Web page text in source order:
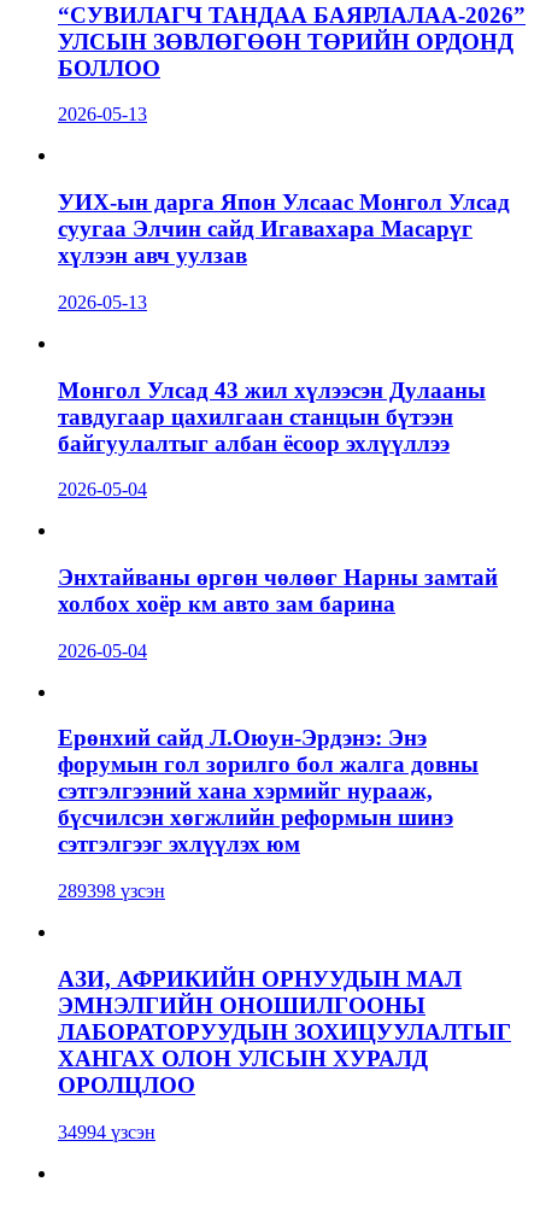
“СУВИЛАГЧ ТАНДАА БАЯРЛАЛАА-2026”
УЛСЫН ЗӨВЛӨГӨӨН ТӨРИЙН ОРДОНД
БОЛЛОО
2026-05-13
УИХ-ын дарга Япон Улсаас Монгол Улсад
суугаа Элчин сайд Игавахара Масарүг
хүлээн авч уулзав
2026-05-13
Монгол Улсад 43 жил хүлээсэн Дулааны
тавдугаар цахилгаан станцын бүтээн
байгуулалтыг албан ёсоор эхлүүллээ
2026-05-04
Энхтайваны өргөн чөлөөг Нарны замтай
холбох хоёр км авто зам барина
2026-05-04
Ерөнхий сайд Л.Оюун-Эрдэнэ: Энэ
форумын гол зорилго бол жалга довны
сэтгэлгээний хана хэрмийг нурааж,
бүсчилсэн хөгжлийн реформын шинэ
сэтгэлгээг эхлүүлэх юм
289398 үзсэн
АЗИ, АФРИКИЙН ОРНУУДЫН МАЛ
ЭМНЭЛГИЙН ОНОШИЛГООНЫ
ЛАБОРАТОРУУДЫН ЗОХИЦУУЛАЛТЫГ
ХАНГАХ ОЛОН УЛСЫН ХУРАЛД
ОРОЛЦЛОО
34994 үзсэн